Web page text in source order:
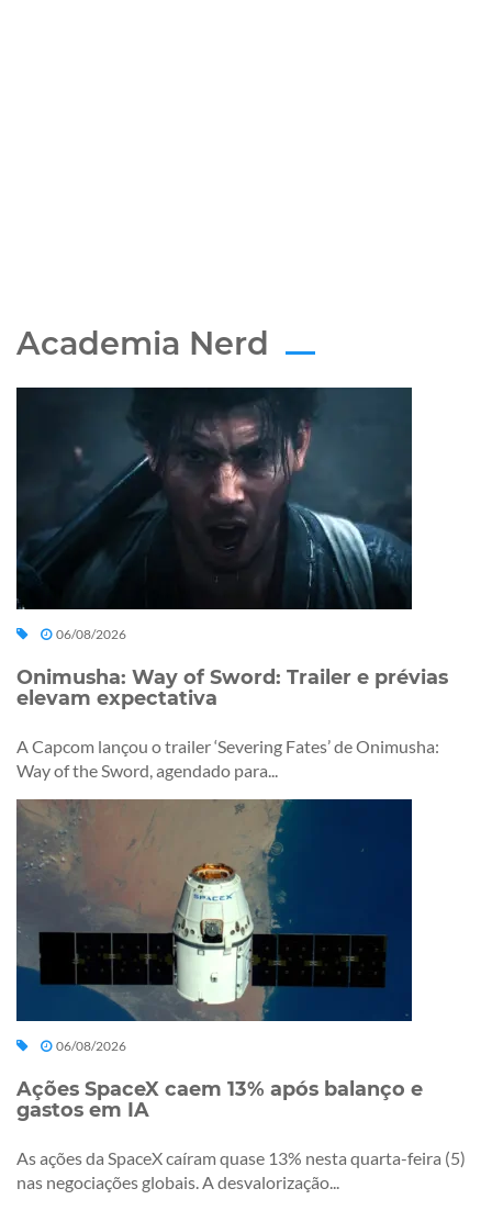
Academia Nerd
06/08/2026
Onimusha: Way of Sword: Trailer e prévias
elevam expectativa
A Capcom lançou o trailer ‘Severing Fates’ de Onimusha:
Way of the Sword, agendado para...
06/08/2026
Ações SpaceX caem 13% após balanço e
gastos em IA
As ações da SpaceX caíram quase 13% nesta quarta-feira (5)
nas negociações globais. A desvalorização...